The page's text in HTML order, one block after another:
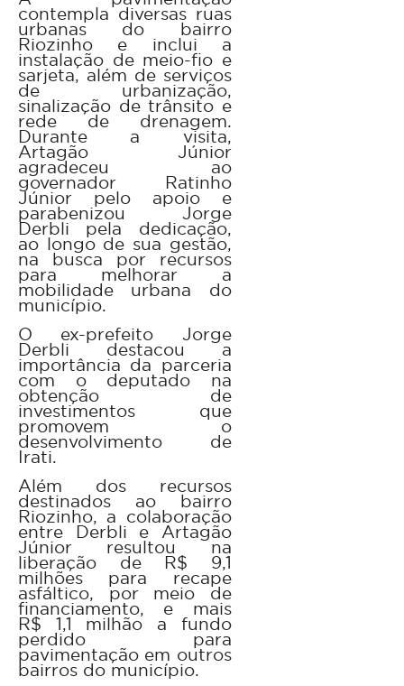
contempla diversas ruas
urbanas do bairro
Riozinho e inclui a
instalação de meio-fio e
sarjeta, além de serviços
de urbanização,
sinalização de trânsito e
rede de drenagem.
Durante a visita,
Artagão Júnior
agradeceu ao
governador Ratinho
Júnior pelo apoio e
parabenizou Jorge
Derbli pela dedicação,
ao longo de sua gestão,
na busca por recursos
para melhorar a
mobilidade urbana do
município.
O ex-prefeito Jorge
Derbli destacou a
importância da parceria
com o deputado na
obtenção de
investimentos que
promovem o
desenvolvimento de
Irati.
Além dos recursos
destinados ao bairro
Riozinho, a colaboração
entre Derbli e Artagão
Júnior resultou na
liberação de R$ 9,1
milhões para recape
asfáltico, por meio de
financiamento, e mais
R$ 1,1 milhão a fundo
perdido para
pavimentação em outros
bairros do município.